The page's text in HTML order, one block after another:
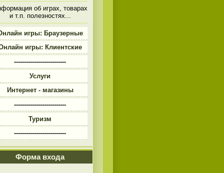
об играх, товарах
и т.п. полезностях...
игры: Браузерные
игры: Клиентские
--------------------------
Услуги
Интернет - магазины
--------------------------
Туризм
--------------------------
Форма входа